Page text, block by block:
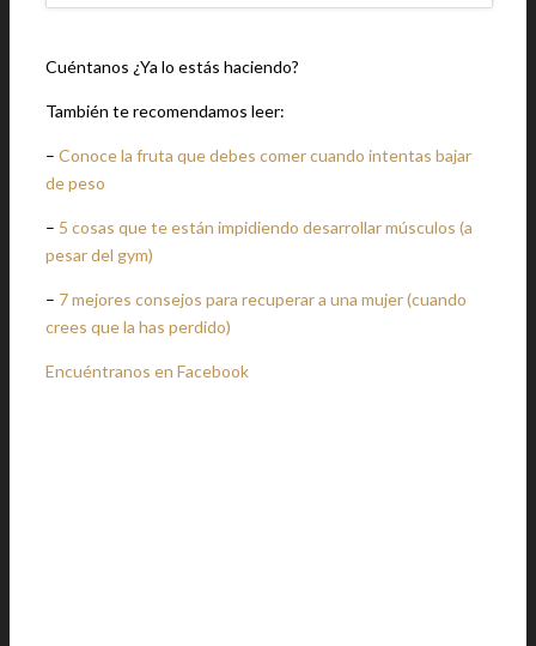
Cuéntanos ¿Ya lo estás haciendo?
También te recomendamos leer:
– Conoce la fruta que debes comer cuando intentas bajar
de peso
– 5 cosas que te están impidiendo desarrollar músculos (a
pesar del gym)
– 7 mejores consejos para recuperar a una mujer (cuando
crees que la has perdido)
Encuéntranos en Facebook